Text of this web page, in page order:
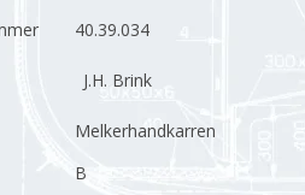
40.39.034
J.H. Brink
Melkerhandkarren
B